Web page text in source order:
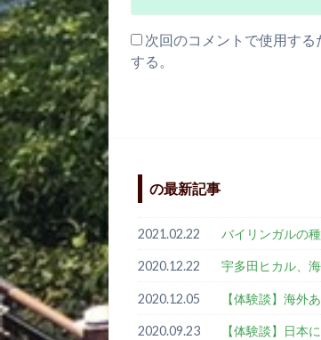
次回のコメントで使用す
する。
の最新記事
2021.02.22 バイリンガルの
2020.12.22 宇多田ヒカル、
2020.12.05 【体験談】海外
2020.09.23 【体験談】日本